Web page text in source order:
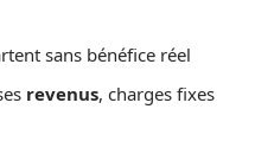
sans bénéfice réel
revenus, charges fixes